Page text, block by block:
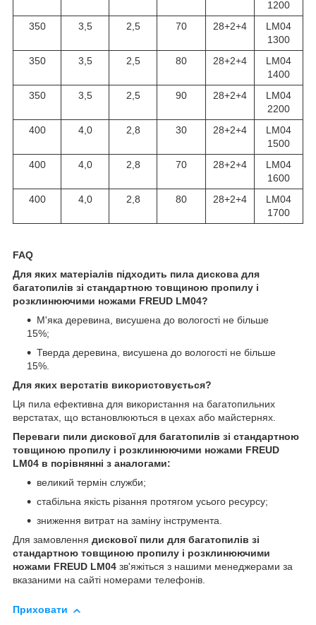
1200
350
3,5 2,5 70 28+2+4
LM04
1300
350
3,5 2,5 80 28+2+4
LM04
1400
350
3,5 2,5 90 28+2+4
LM04
2200
400
4,0 2,8 30 28+2+4
LM04
1500
400
4,0 2,8 70 28+2+4
LM04
1600
400
4,0 2,8 80 28+2+4
LM04
1700
FAQ
Для яких матеріалів підходить пила дискова для
багатопилів зі стандартною товщиною пропилу і
розклинюючими ножами FREUD LM04?
М'яка деревина, висушена до вологості не більше
15%;
Тверда деревина, висушена до вологості не більше
15%.
Для яких верстатів використовується?
Ця пила ефективна для використання на багатопильних
верстатах, що встановлюються в цехах або майстернях.
Переваги пили дискової для багатопилів зі стандартною
товщиною пропилу і розклинюючими ножами FREUD
LM04 в порівнянні з аналогами:
великий термін служби;
стабільна якість різання протягом усього ресурсу;
зниження витрат на заміну інструмента.
Для замовлення дискової пили для багатопилів зі
стандартною товщиною пропилу і розклинюючими
ножами FREUD LM04 зв'яжіться з нашими менеджерами за
вказаними на сайті номерами телефонів.
Приховати